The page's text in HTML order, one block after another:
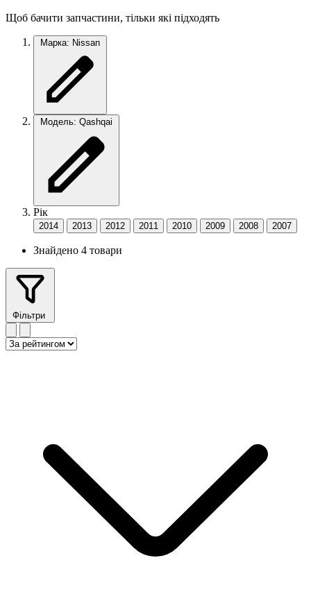
Щоб бачити запчастини, тільки які підходять
Марка: Nissan
Модель: Qashqai
Рік
2014 2013 2012 2011 2010 2009 2008 2007
Знайдено 4 товари
Фільтри